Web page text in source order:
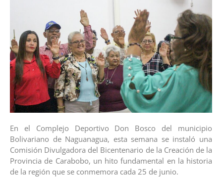
En el Complejo Deportivo Don Bosco del municipio
Bolivariano de Naguanagua, esta semana se instaló una
Comisión Divulgadora del Bicentenario de la Creación de la
Provincia de Carabobo, un hito fundamental en la historia
de la región que se conmemora cada 25 de junio.